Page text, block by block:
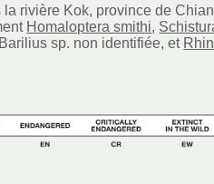
la rivière Kok, province de
Homaloptera smithi,
sp. non identifiée, et